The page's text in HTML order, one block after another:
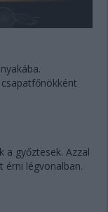
a győztesek. Azzal
érni légvonalban.